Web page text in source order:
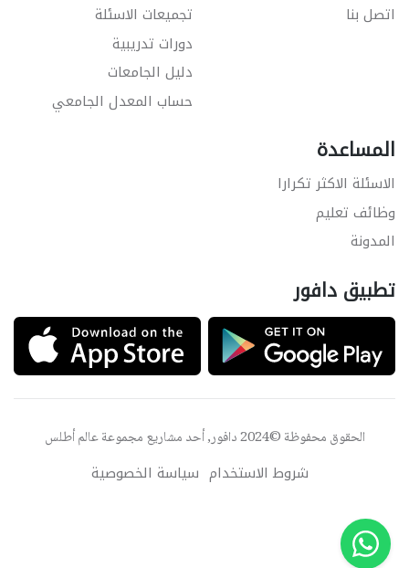
اتصل بنا
تجميعات الاسئلة
دورات تدريبية
دليل الجامعات
حساب المعدل الجامعي
المساعدة
الاسئلة الاكثر تكرارا
وظائف تعليم
المدونة
تطبيق دافور
الحقوق محفوظة ©2024 دافور, أحد مشاريع مجموعة عالم أطلس
شروط الاستخدام سياسة الخصوصية